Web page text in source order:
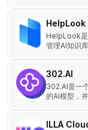
HelpLook
HelpLook是
管理AI知识
302.AI
302.AI是一
的AI模型，
ILLA